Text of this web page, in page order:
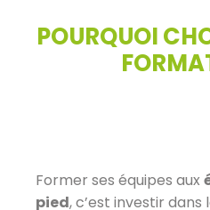
POURQUOI
Former ses équipes aux
pied, c’est investir dans